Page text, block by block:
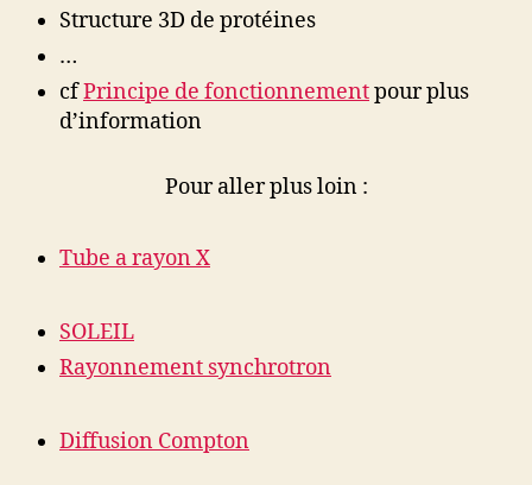
Structure 3D de protéines
…
cfPrincipe de fonctionnementpour plus
d’information
Pour aller plus loin :
Tube a rayon X
SOLEIL
Rayonnement synchrotron
Diffusion Compton